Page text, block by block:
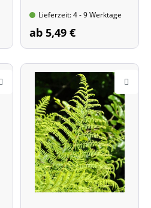
Lieferzeit: 4 - 9 Werktage
ab 5,49 €